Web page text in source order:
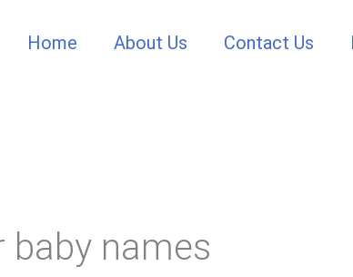
Home About Us Contact Us
baby names